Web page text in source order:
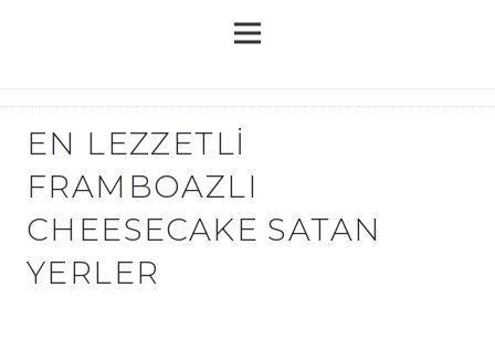
EN LEZZETLI
FRAMBOAZLI
CHEESECAKE SATAN
YERLER